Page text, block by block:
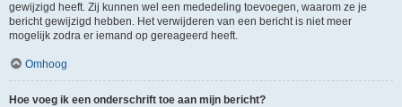
gewijzigd heeft. Zij kunnen wel een mededeling toevoegen, waarom ze je
bericht gewijzigd hebben. Het verwijderen van een bericht is niet meer
mogelijk zodra er iemand op gereageerd heeft.
Omhoog
Hoe voeg ik een onderschrift toe aan mijn bericht?